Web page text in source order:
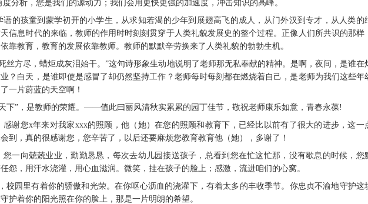
度分析，您是我们的源动力；我们会用更快更强的加速度，冲击知识的高峰。
语的孩童到蒙学初开的小学生，从求知若渴的少年到展翅高飞的成人，从门外汉到专才，从人类的
信息时代的来临，教师的作用时时刻刻贯穿于人类礼貌发展史的整个过程。正像人们所共识的那样
靠教育，教育的发展依靠教师。教师的默默辛劳换来了人类礼貌的勃勃生机。
丝方尽，蜡炬成灰泪始干。”这句诗形象生动地说明了老师那无私奉献的精神。是啊，夜间，是谁在
？白天，是谁即使是感冒了却仍然坚持工作？老师每时每刻都在燃烧着自己，是老师为我们这些年
一片蔚蓝的天空啊！
下”，是教师的荣耀。——值此曰丽风清秋实累累的园丁佳节，敬祝老师康乐如意，青春永葆!
感谢您x年来对我家xxx的照顾，他（她）在您的照顾和教育下，已经比以前有了很大的进步，这一
到，真的很感谢您，您辛苦了，以后还要麻烦您教育教育他（她），多谢了！
您一向兢兢业业，勤勤恳恳，每次去幼儿园接送孩子，总看到您在忙这忙那，没有歇息的时候，您
怨，用汗水浇灌，用心血滋润。微笑，挂在孩子的脸上；感激，流进咱们的心窝。
校园里有着你的骄傲和光荣。在你呕心沥血的浇灌下，有着太多的丰收季节。你忠贞不渝地守护这
护着你的阳光照在你的脸上，那是一片明朗的希望。